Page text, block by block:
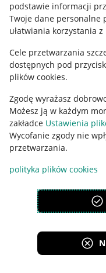
podstawie informacji
Twoje dane personalne
ułatwiania korzystania
Cele przetwarzania
dostępnych pod
plików cookies.
Zgodę wyrażasz
Możesz ją w każdym
zakładce Ustawienia
Wycofanie zgody nie
przetwarzania.
polityka plików cookies
Polityka plików
Ustawienia plików
Udostępnianie
Informacje dla Aktu o
Pobierz aplikację
Korzystanie z serwisu